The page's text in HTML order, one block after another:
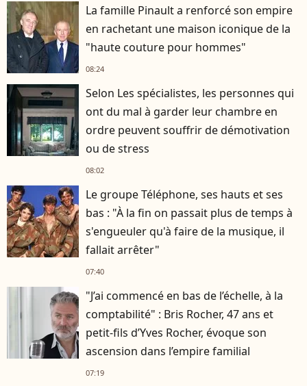
La famille Pinault a renforcé son empire
en rachetant une maison iconique de la
"haute couture pour hommes"
08:24
Selon Les spécialistes, les personnes qui
ont du mal à garder leur chambre en
ordre peuvent souffrir de démotivation
ou de stress
08:02
Le groupe Téléphone, ses hauts et ses
bas : "À la fin on passait plus de temps à
s'engueuler qu'à faire de la musique, il
fallait arrêter"
07:40
"J’ai commencé en bas de l’échelle, à la
comptabilité" : Bris Rocher, 47 ans et
petit-fils d’Yves Rocher, évoque son
ascension dans l’empire familial
07:19